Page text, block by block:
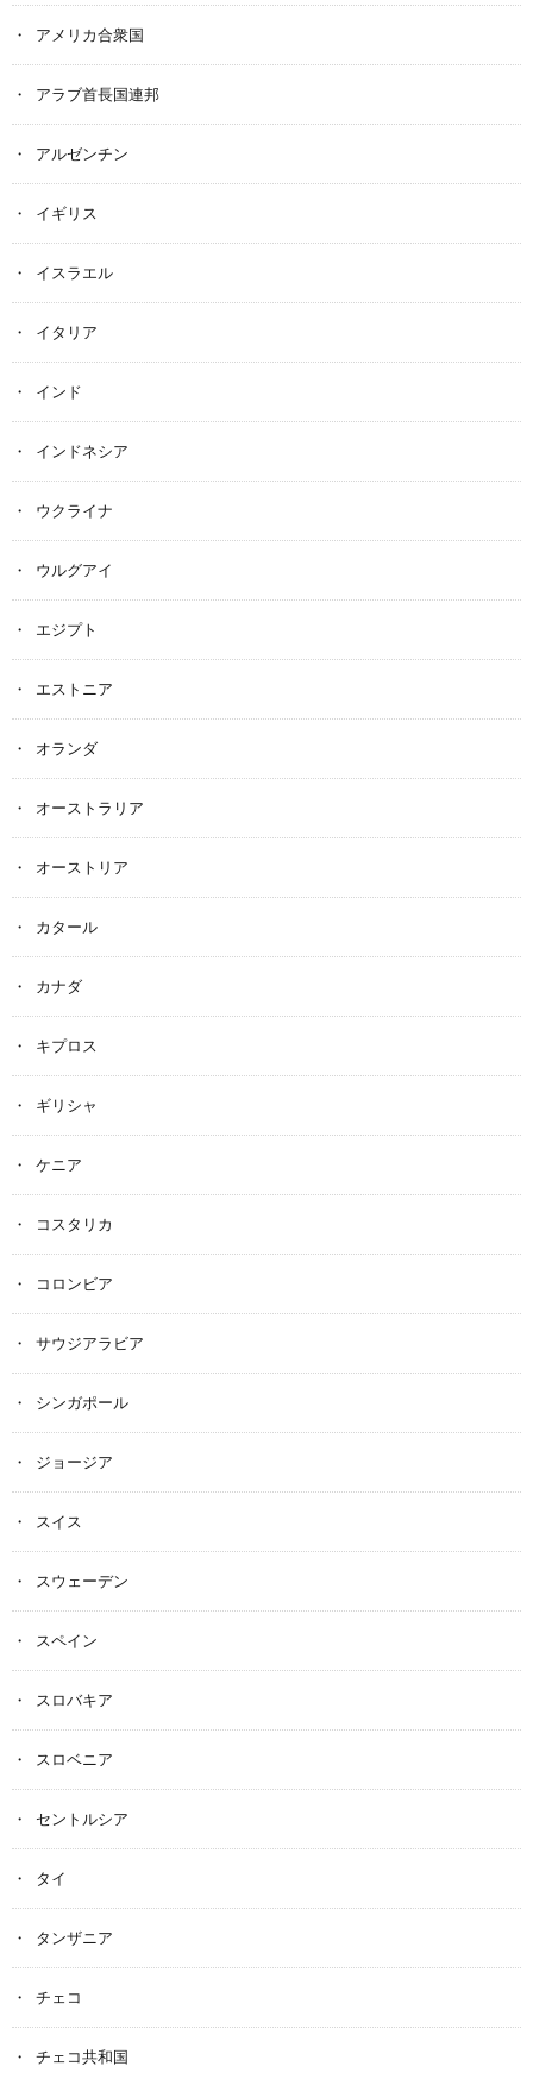
アメリカ合衆国
アラブ首長国連邦
アルゼンチン
イギリス
イスラエル
イタリア
インド
インドネシア
ウクライナ
ウルグアイ
エジプト
エストニア
オランダ
オーストラリア
オーストリア
カタール
カナダ
キプロス
ギリシャ
ケニア
コスタリカ
コロンビア
サウジアラビア
シンガポール
ジョージア
スイス
スウェーデン
スペイン
スロバキア
スロベニア
セントルシア
タイ
タンザニア
チェコ
チェコ共和国